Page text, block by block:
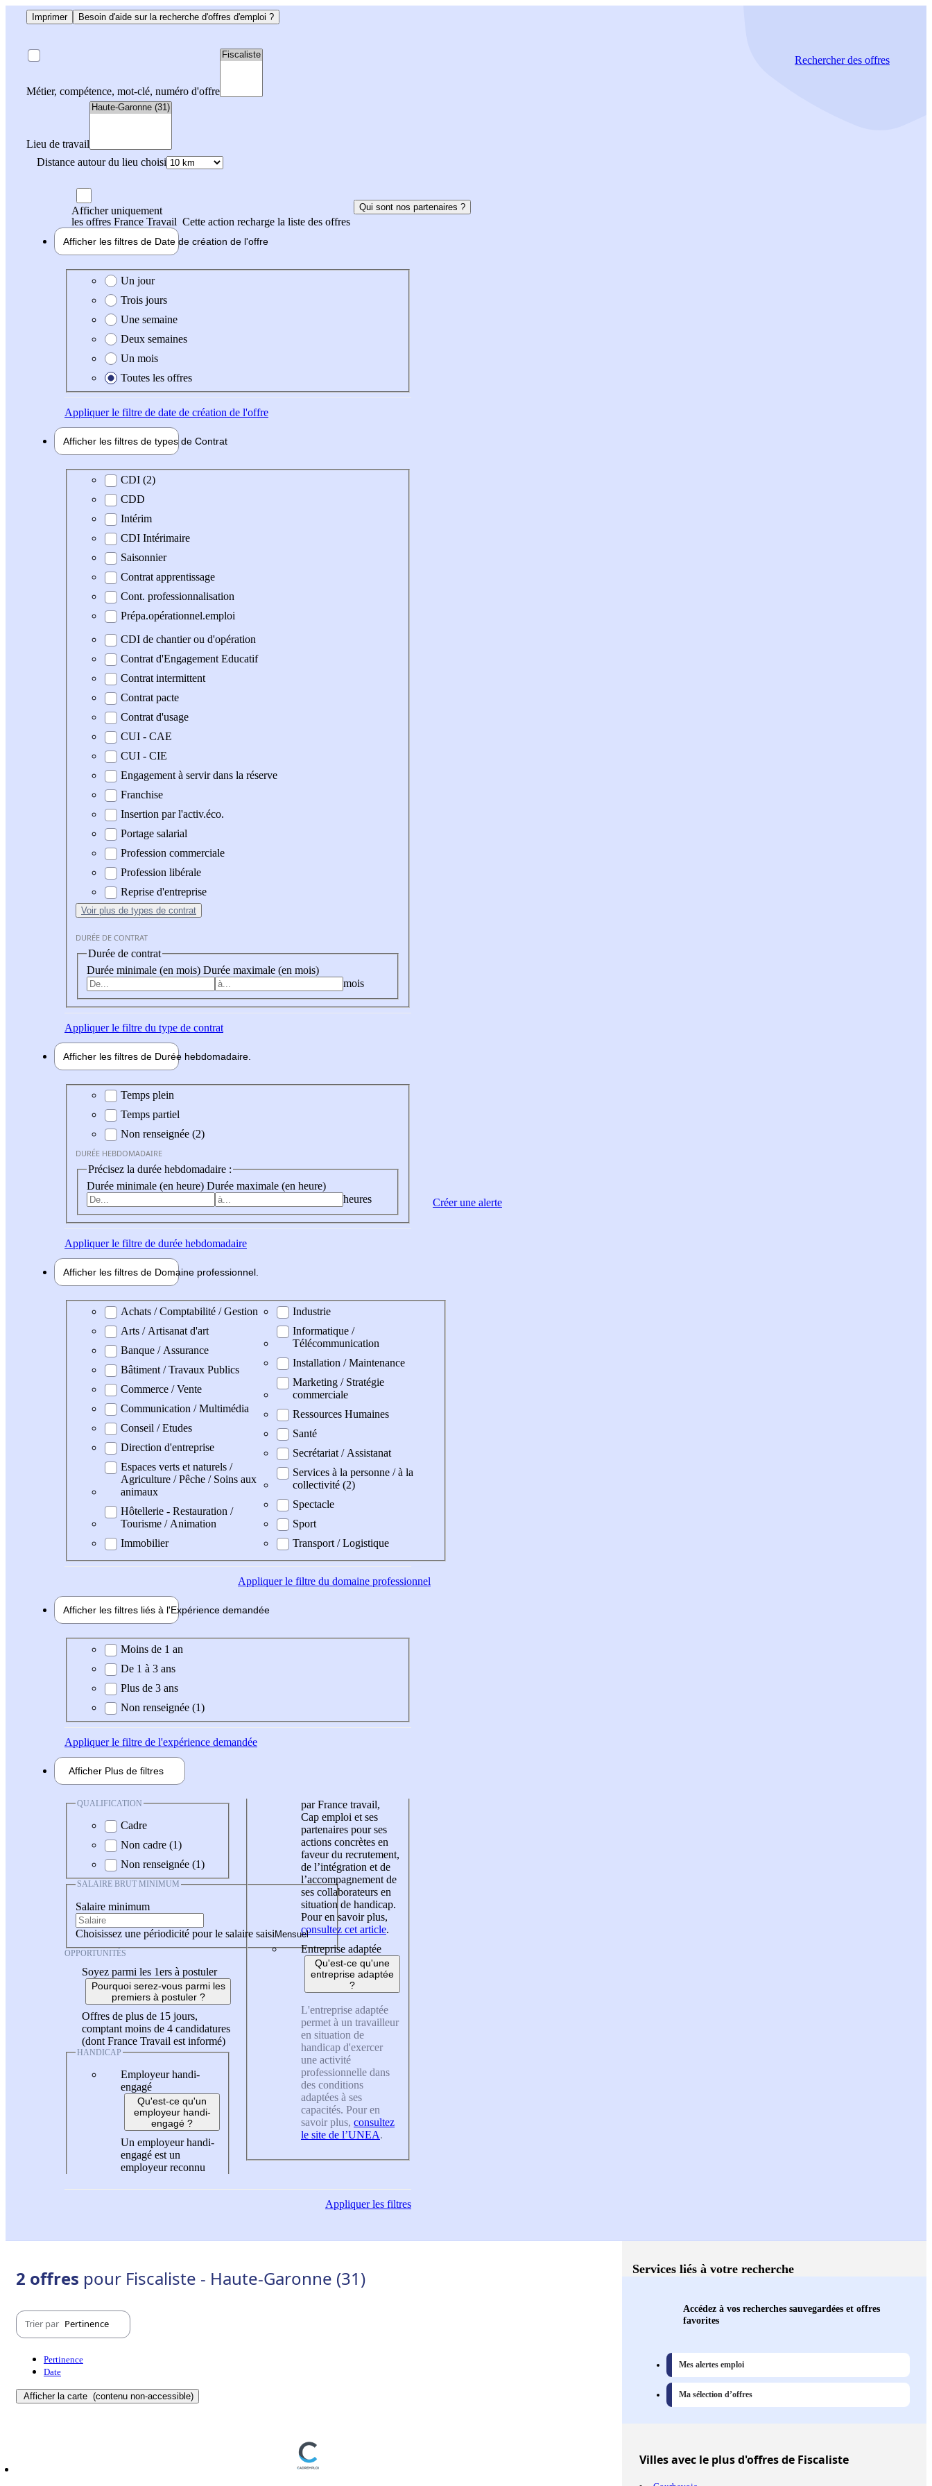
Imprimer Besoin d'aide sur la recherche d'offres d'emploi ?
Métier, compétence, mot-clé, numéro d'offre
Lieu de travail
Distance autour du lieu choisi
Rechercherdes offres
Afficher uniquement
les offres France Travail Cette action recharge la liste des offres
Qui sont nos partenaires ?
Afficher les filtres de Date de création de l'offre
Date de création de l'offre
Un jour
Trois jours
Une semaine
Deux semaines
Un mois
Toutes les offres
Appliquerle filtre de date de création de l'offre
Afficher les filtres de types de Contrat
Type de contrat
CDI (2)
CDD
Intérim
CDI Intérimaire
Saisonnier
Contrat apprentissage
Cont. professionnalisation
Prépa.opérationnel.emploi
CDI de chantier ou d'opération
Contrat d'Engagement Educatif
Contrat intermittent
Contrat pacte
Contrat d'usage
CUI - CAE
CUI - CIE
Engagement à servir dans la réserve
Franchise
Insertion par l'activ.éco.
Portage salarial
Profession commerciale
Profession libérale
Reprise d'entreprise
Voir plus de types de contrat
DURÉE DE CONTRAT
Durée de contrat
Durée minimale (en mois) Durée maximale (en mois)
mois
Appliquerle filtre du type de contrat
Afficher les filtres de Durée hebdomadaire
Durée hebdomadaire
Temps plein
Temps partiel
Non renseignée (2)
DURÉE HEBDOMADAIRE
Précisez la durée hebdomadaire :
Durée minimale (en heure) Durée maximale (en heure)
heures
Appliquerle filtre de durée hebdomadaire
Afficher les filtres de Domaine professionnel
Domaine professionel
Achats / Comptabilité / Gestion
Arts / Artisanat d'art
Banque / Assurance
Bâtiment / Travaux Publics
Commerce / Vente
Communication / Multimédia
Conseil / Etudes
Direction d'entreprise
Espaces verts et naturels /
Agriculture / Pêche / Soins aux
animaux
Hôtellerie - Restauration /
Tourisme / Animation
Immobilier
Industrie
Informatique /
Télécommunication
Installation / Maintenance
Marketing / Stratégie
commerciale
Ressources Humaines
Santé
Secrétariat / Assistanat
Services à la personne / à la
collectivité (2)
Spectacle
Sport
Transport / Logistique
Appliquerle filtre du domaine professionnel
Afficher les filtres liés à l'Expérience demandée
Expérience demandée
Moins de 1 an
De 1 à 3 ans
Plus de 3 ans
Non renseignée (1)
Appliquerle filtre de l'expérience demandée
Afficher Plus de filtres
QUALIFICATION
Cadre
Non cadre (1)
Non renseignée (1)
SALAIRE BRUT MINIMUM
Salaire minimum
Choisissez une périodicité pour le salaire saisi
OPPORTUNITÉS
Soyez parmi les 1ers à postuler
Pourquoi serez-vous parmi les
premiers à postuler ?
Offres de plus de 15 jours,
comptant moins de 4 candidatures
(dont France Travail est informé)
HANDICAP
Employeur handi-
engagé
Qu'est-ce qu'un
employeur handi-
engagé ?
Un employeur handi-
engagé est un
employeur reconnu
par France travail,
Cap emploi et ses
partenaires pour ses
actions concrètes en
faveur du recrutement,
de l’intégration et de
l’accompagnement de
ses collaborateurs en
situation de handicap.
Pour en savoir plus,
consultez cet article.
Entreprise adaptée
Qu'est-ce qu'une
entreprise adaptée
?
L'entreprise adaptée
permet à un travailleur
en situation de
handicap d'exercer
une activité
professionnelle dans
des conditions
adaptées à ses
capacités. Pour en
savoir plus, consultez
le site de l’UNEA.
Appliquerles filtres
Créer une alerte
2 offres pour Fiscaliste - Haute-Garonne (31)
Trier par Pertinence
Pertinence
Date
Afficher la carte (contenu non-accessible)
Services liés à votre recherche
Accédez à vos recherches sauvegardées et offres
favorites
Mes alertes emploi
Ma sélection d’offres
Villesavec le plus d'offres de Fiscaliste